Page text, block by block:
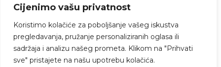
Cijenimo vašu privatnost
Koristimo kolačiće za poboljšanje vašeg iskustva
pregledavanja, pružanje personaliziranih oglasa ili
sadržaja i analizu našeg prometa. Klikom na "Prihvati
sve" pristajete na našu upotrebu kolačića.